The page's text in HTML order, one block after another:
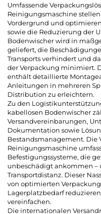
Umfassende
Reinigungsmaschine
Vordergrund und
sowie die Reduzierung der
Bodenwischer wird in
geliefert, die
Transports verhindert und
der Verpackung minimiert.
enthält detaillierte
Anleitungen in mehreren
Distribution zu erleichtern.
Zu den
kabellosen Bodenwischer
Versandvereinbarungen,
Dokumentation sowie
Bestandsmanagement.
Reinigungsmaschine
Befestigungssysteme, die
unbeschädigt ankommen –
Transportdistanz. Dieser
von optimierten
Lagerplatzbedarf
vereinfachen.
Die internationalen